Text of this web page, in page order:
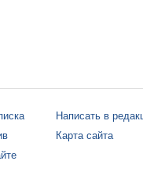
Написать в
Карта сайта